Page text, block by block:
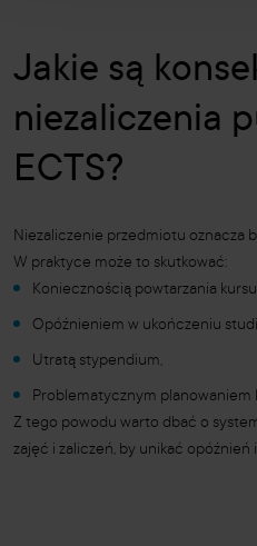
Jakie są
niezaliczenia
ECTS?
Niezaliczenie przedmiotu oznacza
W praktyce może to skutkować:
Koniecznością powtarzania
Opóźnieniem w ukończeniu
Utratą stypendium,
Problematycznym planowaniem
Z tego powodu warto dbać o
zajęć i zaliczeń, by unikać opóźnień